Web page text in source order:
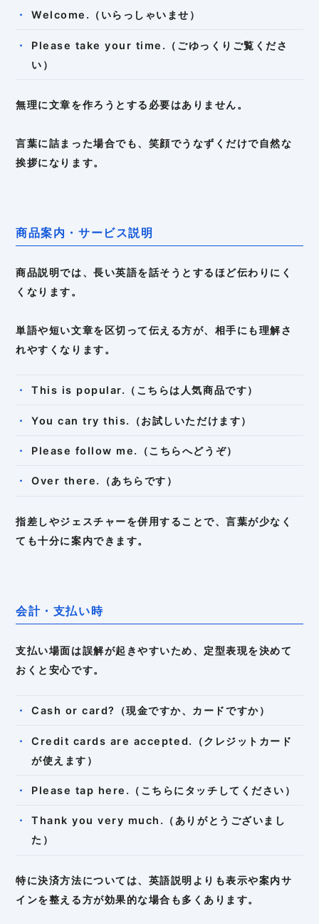
Welcome.（いらっしゃいませ）
Please take your time.（ごゆっくりご覧くださ
い）
無理に文章を作ろうとする必要はありません。
言葉に詰まった場合でも、笑顔でうなずくだけで自然な
挨拶になります。
商品案内・サービス説明
商品説明では、長い英語を話そうとするほど伝わりにく
くなります。
単語や短い文章を区切って伝える方が、相手にも理解さ
れやすくなります。
This is popular.（こちらは人気商品です）
You can try this.（お試しいただけます）
Please follow me.（こちらへどうぞ）
Over there.（あちらです）
指差しやジェスチャーを併用することで、言葉が少なく
ても十分に案内できます。
会計・支払い時
支払い場面は誤解が起きやすいため、定型表現を決めて
おくと安心です。
Cash or card?（現金ですか、カードですか）
Credit cards are accepted.（クレジットカード
が使えます）
Please tap here.（こちらにタッチしてください）
Thank you very much.（ありがとうございまし
た）
特に決済方法については、英語説明よりも表示や案内サ
インを整える方が効果的な場合も多くあります。